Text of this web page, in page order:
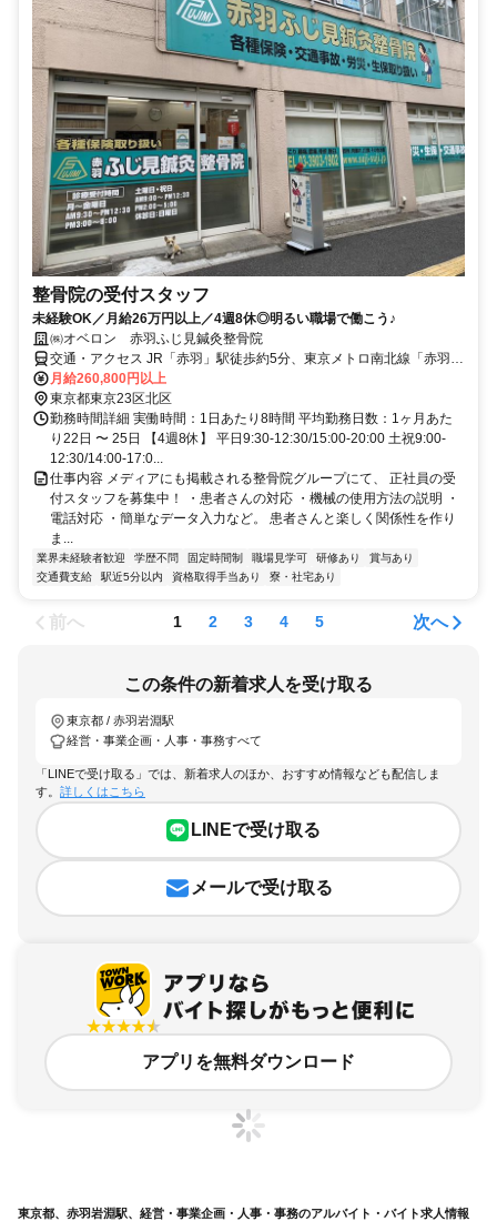
整骨院の受付スタッフ
未経験OK／月給26万円以上／4週8休◎明るい職場で働こう♪
㈱オベロン 赤羽ふじ見鍼灸整骨院
交通・アクセス JR「赤羽」駅徒歩約5分、東京メトロ南北線「赤羽岩
淵」駅徒歩5分
月給260,800円以上
東京都東京23区北区
勤務時間詳細 実働時間：1日あたり8時間 平均勤務日数：1ヶ月あた
り22日 〜 25日 【4週8休】 平日9:30-12:30/15:00-20:00 土祝9:00-
12:30/14:00-17:0...
仕事内容 メディアにも掲載される整骨院グループにて、 正社員の受
付スタッフを募集中！ ・患者さんの対応 ・機械の使用方法の説明 ・
電話対応 ・簡単なデータ入力など。 患者さんと楽しく関係性を作り
ま...
業界未経験者歓迎 学歴不問 固定時間制 職場見学可 研修あり
賞与あり
交通費支給
駅近5分以内 資格取得手当あり 寮・社宅あり
前へ 1 2 3 4 5 次へ
この条件の新着求人を受け取る
東京都 / 赤羽岩淵駅
経営・事業企画・人事・事務すべて
「LINEで受け取る」では、新着求人のほか、おすすめ情報なども配信しま
す。 詳しくはこちら
LINEで受け取る
メールで受け取る
アプリを無料ダウンロード
東京都、赤羽岩淵駅、経営・事業企画・人事・事務のアルバイト・バイト求人情報